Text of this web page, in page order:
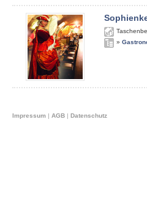
»
Impressum | AGB | Datenschutz